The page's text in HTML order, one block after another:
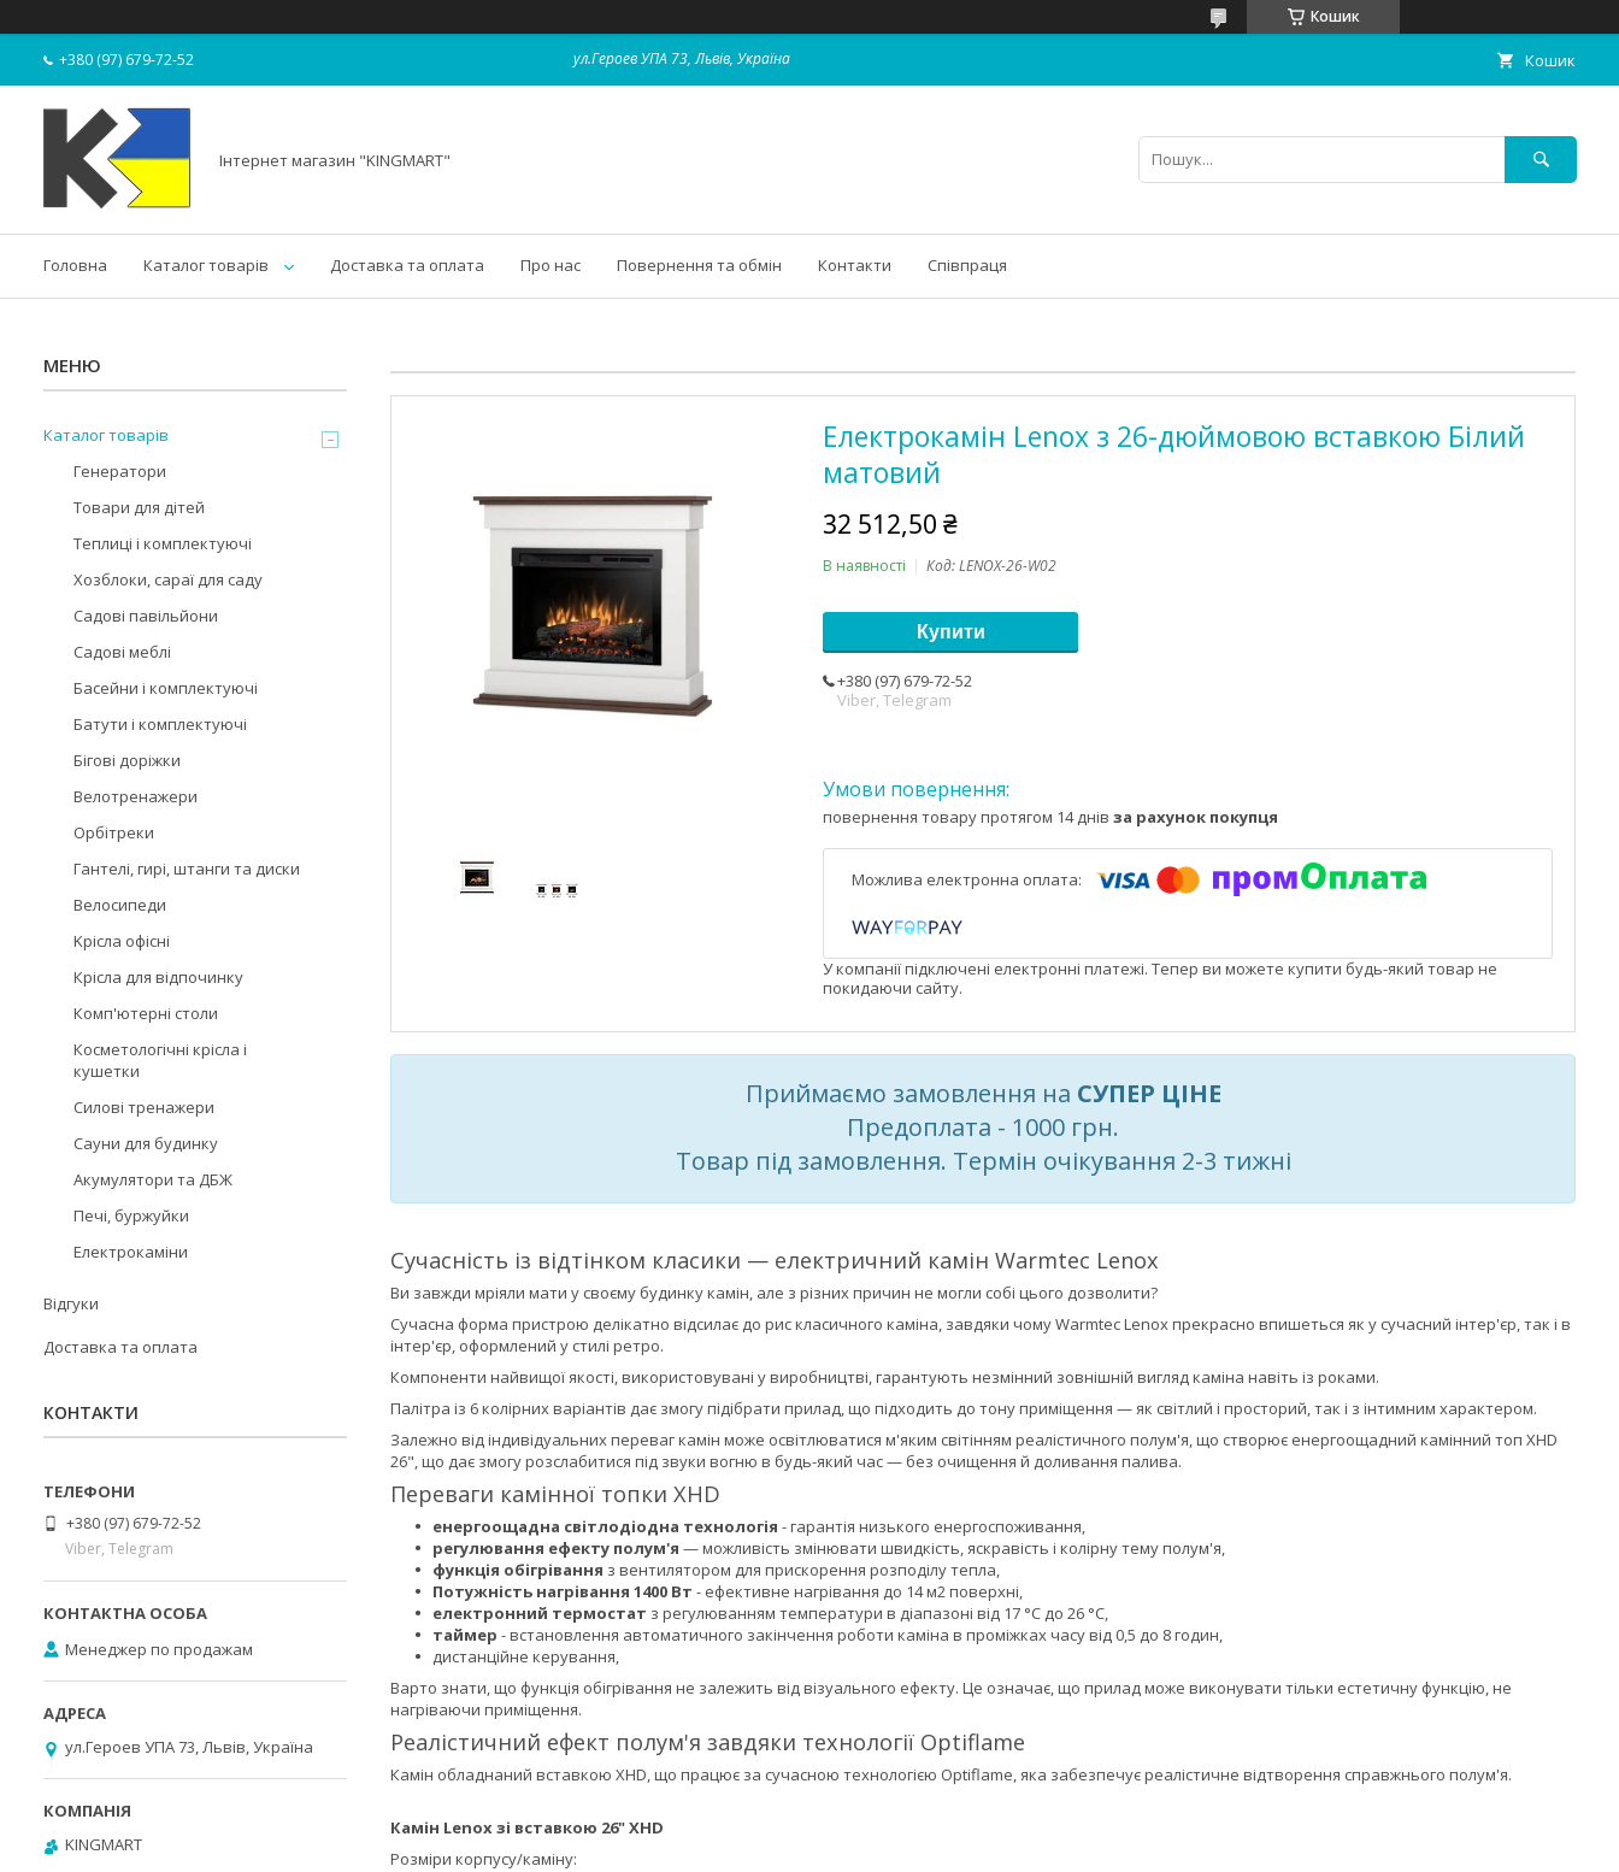
Кошик
+380 (97) 679-72-52 ул.Героев УПА 73, Львів, Україна Кошик
Інтернет магазин "KINGMART"
Головна Каталог товарів Доставка та оплата Про нас Повернення та обмін Контакти Співпраця
Електрокамін Lenox з 26-дюймовою вставкою Білий
матовий
32 512,50 ₴
В наявності Код:LENOX-26-W02
Купити
+380 (97) 679-72-52
Viber, Telegram
повернення товару протягом 14 днів за рахунок покупця
У компанії підключені електронні платежі. Тепер ви можете купити будь-який товар не
покидаючи сайту.
Приймаємо замовлення на СУПЕР ЦІНЕ
Предоплата - 1000 грн.
Товар під замовлення. Термін очікування 2-3 тижні
Сучасність із відтінком класики — електричний камін Warmtec Lenox
Ви завжди мріяли мати у своєму будинку камін, але з різних причин не могли собі цього дозволити?
Сучасна форма пристрою делікатно відсилає до рис класичного каміна, завдяки чому Warmtec Lenox прекрасно впишеться як у сучасний інтер'єр, так і в
інтер'єр, оформлений у стилі ретро.
Компоненти найвищої якості, використовувані у виробництві, гарантують незмінний зовнішній вигляд каміна навіть із роками.
Палітра із 6 колірних варіантів дає змогу підібрати прилад, що підходить до тону приміщення — як світлий і просторий, так і з інтимним характером.
Залежно від індивідуальних переваг камін може освітлюватися м'яким світінням реалістичного полум'я, що створює енергоощадний камінний топ XHD
26", що дає змогу розслабитися під звуки вогню в будь-який час — без очищення й доливання палива.
Переваги камінної топки XHD
енергоощадна світлодіодна технологія - гарантія низького енергоспоживання,
регулювання ефекту полум'я — можливість змінювати швидкість, яскравість і колірну тему полум'я,
функція обігрівання з вентилятором для прискорення розподілу тепла,
Потужність нагрівання 1400 Вт - ефективне нагрівання до 14 м2 поверхні,
електронний термостат з регулюванням температури в діапазоні від 17 °C до 26 °C,
таймер - встановлення автоматичного закінчення роботи каміна в проміжках часу від 0,5 до 8 годин,
дистанційне керування,
Варто знати, що функція обігрівання не залежить від візуального ефекту. Це означає, що прилад може виконувати тільки естетичну функцію, не
нагріваючи приміщення.
Реалістичний ефект полум'я завдяки технології Optiflame
Камін обладнаний вставкою XHD, що працює за сучасною технологією Optiflame, яка забезпечує реалістичне відтворення справжнього полум'я.
Камін Lenox зі вставкою 26" XHD
Розміри корпусу/каміну:
Каталог товарів
Генератори
Товари для дітей
Теплиці і комплектуючі
Хозблоки, сараї для саду
Садові павільйони
Садові меблі
Басейни і комплектуючі
Батути і комплектуючі
Бігові доріжки
Велотренажери
Орбітреки
Гантелі, гирі, штанги та диски
Велосипеди
Kрісла oфісні
Крісла для відпочинку
Комп'ютерні столи
Косметологічні крісла і
кушетки
Силові тренажери
Сауни для будинку
Акумулятори та ДБЖ
Печі, буржуйки
Електрокаміни
Відгуки
Доставка та оплата
КОНТАКТИ
+380 (97) 679-72-52
Viber, Telegram
Менеджер по продажам
ул.Героев УПА 73, Львів, Україна
KINGMART